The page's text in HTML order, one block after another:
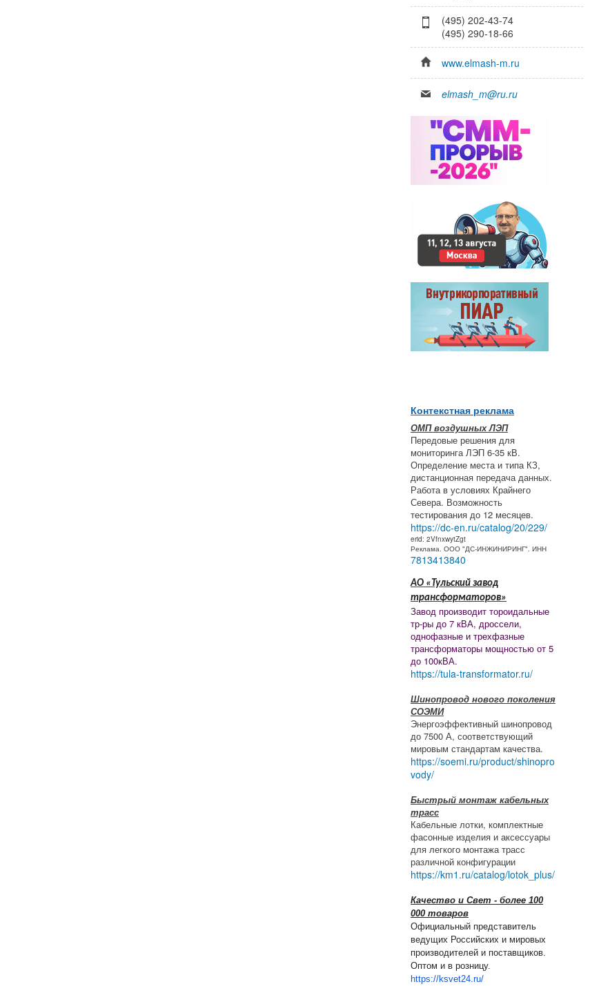
(495) 202-43-74
(495) 290-18-66
www.elmash-m.ru
elmash_m@ru.ru
Контекстная реклама
ОМП воздушных ЛЭП
Передовые решения для
мониторинга ЛЭП 6-35 кВ.
Определение места и типа КЗ,
дистанционная передача данных.
Работа в условиях Крайнего
Севера. Возможность
тестирования до 12 месяцев.
https://dc-en.ru/catalog/20/229/
erid: 2VfnxwytZgt
Реклама. ООО "ДС-ИНЖИНИРИНГ". ИНН
7813413840
АО «Тульский завод
трансформаторов»
Завод производит тороидальные
тр-ры до 7 кВА, дроссели,
однофазные и трехфазные
трансформаторы мощностью от 5
до 100кВА.
https://tula-transformator.ru/
Шинопровод нового поколения
СОЭМИ
Энергоэффективный шинопровод
до 7500 А, соответствующий
мировым стандартам качества.
https://soemi.ru/product/shinopro
vody/
Быстрый монтаж кабельных
трасс
Кабельные лотки, комплектные
фасонные изделия и аксессуары
для легкого монтажа трасс
различной конфигурации
https://km1.ru/catalog/lotok_plus/
Качество и Свет - более 100
000 товаров
Официальный представитель
ведущих Российских и мировых
производителей и поставщиков.
Оптом и в розницу.
https://ksvet24.ru/